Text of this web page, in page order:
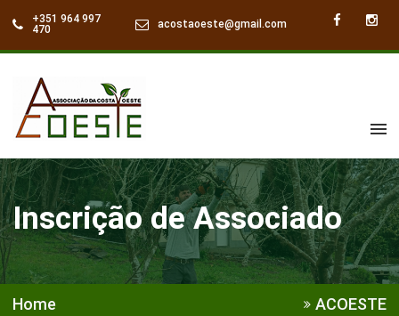
+351 964 997
470
acostaoeste@gmail.com
Inscrição de Associado
Home ACOESTE